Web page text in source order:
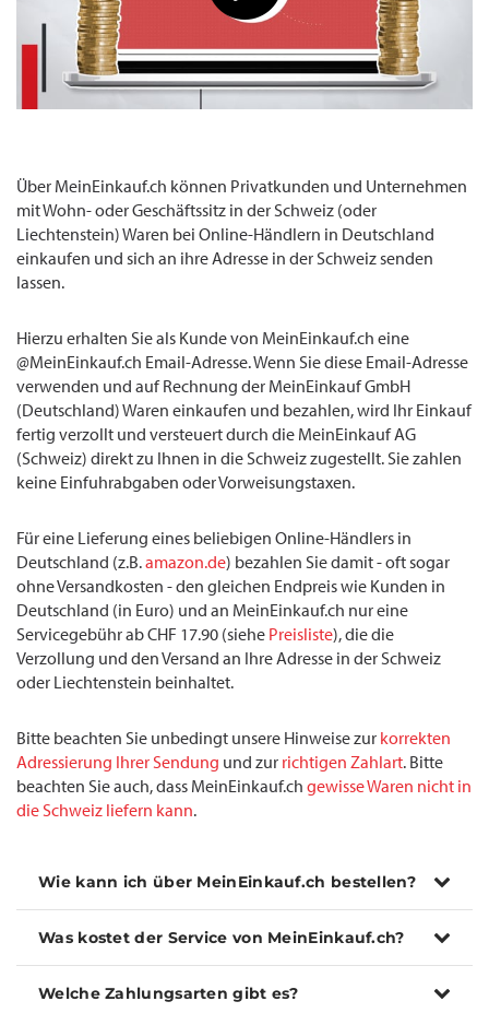
Über MeinEinkauf.ch können Privatkunden und Unternehmen
mit Wohn- oder Geschäftssitz in der Schweiz (oder
Liechtenstein) Waren bei Online-Händlern in Deutschland
einkaufen und sich an ihre Adresse in der Schweiz senden
lassen.
Hierzu erhalten Sie als Kunde von MeinEinkauf.ch eine
@MeinEinkauf.ch Email-Adresse. Wenn Sie diese Email-Adresse
verwenden und auf Rechnung der MeinEinkauf GmbH
(Deutschland) Waren einkaufen und bezahlen, wird Ihr Einkauf
fertig verzollt und versteuert durch die MeinEinkauf AG
(Schweiz) direkt zu Ihnen in die Schweiz zugestellt. Sie zahlen
keine Einfuhrabgaben oder Vorweisungstaxen.
Für eine Lieferung eines beliebigen Online-Händlers in
Deutschland (z.B.amazon.de) bezahlen Sie damit - oft sogar
ohne Versandkosten - den gleichen Endpreis wie Kunden in
Deutschland (in Euro) und an MeinEinkauf.ch nur eine
Servicegebühr ab CHF 17.90 (siehe Preisliste), die die
Verzollung und den Versand an Ihre Adresse in der Schweiz
oder Liechtenstein beinhaltet.
Bitte beachten Sie unbedingt unsere Hinweise zur korrekten
Adressierung Ihrer Sendung und zur richtigen Zahlart. Bitte
beachten Sie auch, dass MeinEinkauf.ch gewisse Waren nicht in
die Schweiz liefern kann.
Wie kann ich über MeinEinkauf.ch bestellen?
Was kostet der Service von MeinEinkauf.ch?
Welche Zahlungsarten gibt es?